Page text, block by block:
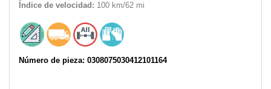
Índice de velocidad: 100 km/62 mi
Número de pieza: 0308075030412101164